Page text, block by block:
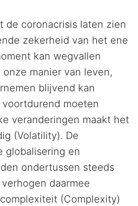
de coronacrisis laten zien
zekerheid van het ene
kan wegvallen
manier van leven,
blijvend kan
moeten
veranderingen maakt het
(Volatility). De
globalisering en
ondertussen steeds
daarmee
(Complexity)